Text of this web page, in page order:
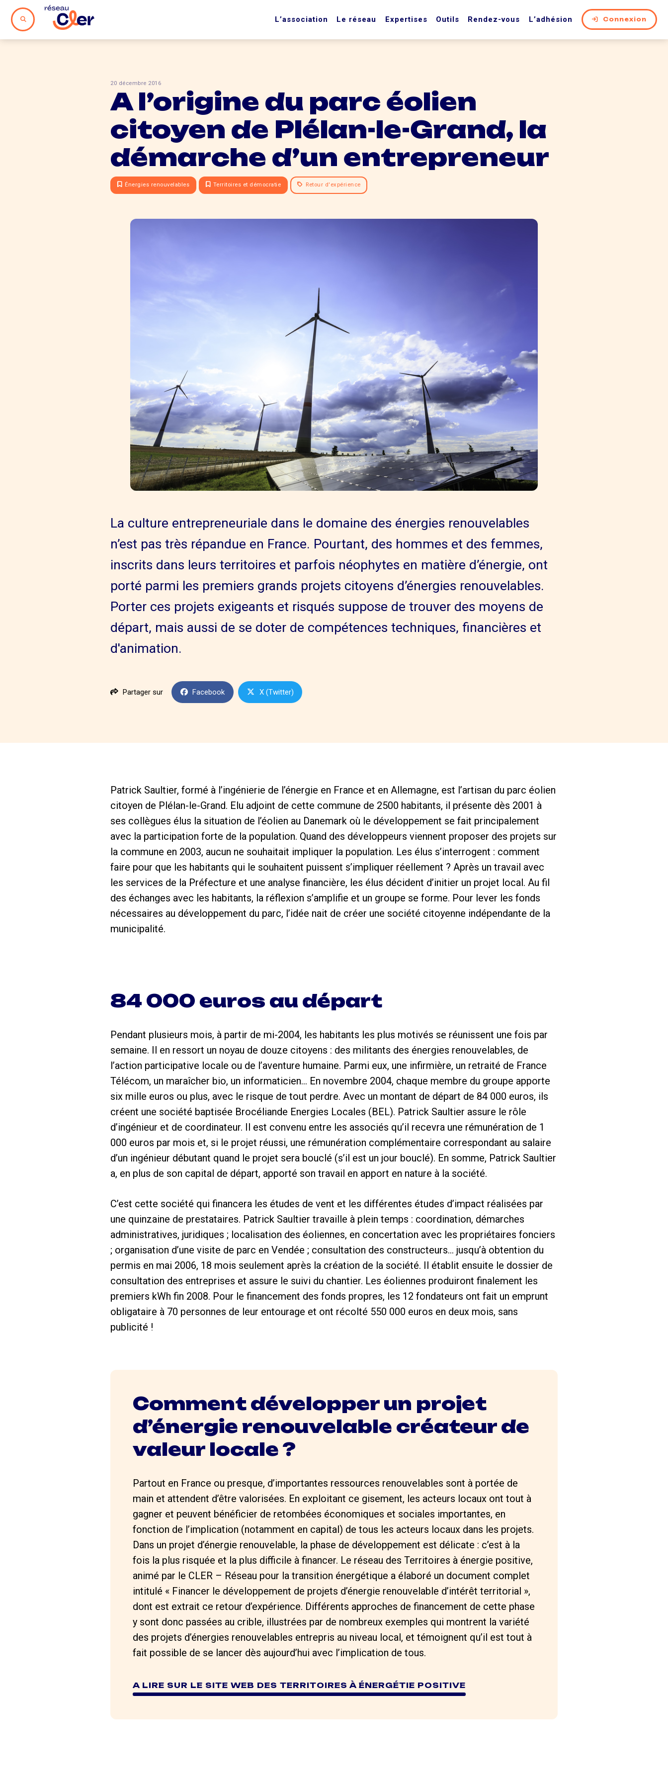
L’association Le réseau Expertises Outils Rendez-vous L’adhésion Connexion
20 décembre 2016
A l’origine du parc éolien
citoyen de Plélan-le-Grand, la
démarche d’un entrepreneur
Énergies renouvelables Territoires et démocratie Retour d'expérience
La culture entrepreneuriale dans le domaine des énergies renouvelables
n’est pas très répandue en France. Pourtant, des hommes et des femmes,
inscrits dans leurs territoires et parfois néophytes en matière d’énergie, ont
porté parmi les premiers grands projets citoyens d’énergies renouvelables.
Porter ces projets exigeants et risqués suppose de trouver des moyens de
départ, mais aussi de se doter de compétences techniques, financières et
d'animation.
Partager sur Facebook X (Twitter)
Patrick Saultier, formé à l’ingénierie de l’énergie en France et en Allemagne, est l’artisan du parc éolien
citoyen de Plélan-le-Grand. Elu adjoint de cette commune de 2500 habitants, il présente dès 2001 à
ses collègues élus la situation de l’éolien au Danemark où le développement se fait principalement
avec la participation forte de la population. Quand des développeurs viennent proposer des projets sur
la commune en 2003, aucun ne souhaitait impliquer la population. Les élus s’interrogent : comment
faire pour que les habitants qui le souhaitent puissent s’impliquer réellement ? Après un travail avec
les services de la Préfecture et une analyse financière, les élus décident d’initier un projet local. Au fil
des échanges avec les habitants, la réflexion s’amplifie et un groupe se forme. Pour lever les fonds
nécessaires au développement du parc, l’idée nait de créer une société citoyenne indépendante de la
municipalité.
84 000 euros au départ
Pendant plusieurs mois, à partir de mi-2004, les habitants les plus motivés se réunissent une fois par
semaine. Il en ressort un noyau de douze citoyens : des militants des énergies renouvelables, de
l’action participative locale ou de l’aventure humaine. Parmi eux, une infirmière, un retraité de France
Télécom, un maraîcher bio, un informaticien… En novembre 2004, chaque membre du groupe apporte
six mille euros ou plus, avec le risque de tout perdre. Avec un montant de départ de 84 000 euros, ils
créent une société baptisée Brocéliande Energies Locales (BEL). Patrick Saultier assure le rôle
d’ingénieur et de coordinateur. Il est convenu entre les associés qu’il recevra une rémunération de 1
000 euros par mois et, si le projet réussi, une rémunération complémentaire correspondant au salaire
d’un ingénieur débutant quand le projet sera bouclé (s’il est un jour bouclé). En somme, Patrick Saultier
a, en plus de son capital de départ, apporté son travail en apport en nature à la société.
C’est cette société qui financera les études de vent et les différentes études d’impact réalisées par
une quinzaine de prestataires. Patrick Saultier travaille à plein temps : coordination, démarches
administratives, juridiques ; localisation des éoliennes, en concertation avec les propriétaires fonciers
; organisation d’une visite de parc en Vendée ; consultation des constructeurs… jusqu’à obtention du
permis en mai 2006, 18 mois seulement après la création de la société. Il établit ensuite le dossier de
consultation des entreprises et assure le suivi du chantier. Les éoliennes produiront finalement les
premiers kWh fin 2008. Pour le financement des fonds propres, les 12 fondateurs ont fait un emprunt
obligataire à 70 personnes de leur entourage et ont récolté 550 000 euros en deux mois, sans
publicité !
Comment développer un projet
d’énergie renouvelable créateur de
valeur locale ?
Partout en France ou presque, d’importantes ressources renouvelables sont à portée de
main et attendent d’être valorisées. En exploitant ce gisement, les acteurs locaux ont tout à
gagner et peuvent bénéficier de retombées économiques et sociales importantes, en
fonction de l’implication (notamment en capital) de tous les acteurs locaux dans les projets.
Dans un projet d’énergie renouvelable, la phase de développement est délicate : c’est à la
fois la plus risquée et la plus difficile à financer. Le réseau des Territoires à énergie positive,
animé par le CLER – Réseau pour la transition énergétique a élaboré un document complet
intitulé « Financer le développement de projets d’énergie renouvelable d’intérêt territorial »,
dont est extrait ce retour d’expérience. Différents approches de financement de cette phase
y sont donc passées au crible, illustrées par de nombreux exemples qui montrent la variété
des projets d’énergies renouvelables entrepris au niveau local, et témoignent qu’il est tout à
fait possible de se lancer dès aujourd’hui avec l’implication de tous.
A LIRE SUR LE SITE WEB DES TERRITOIRES À ÉNERGÉTIE POSITIVE